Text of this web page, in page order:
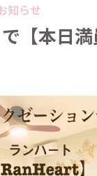
知らせ
【本日